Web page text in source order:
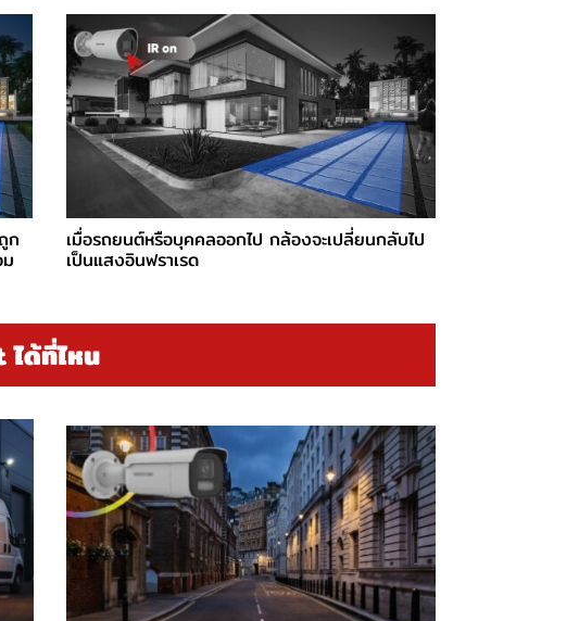
ก เมื่อรถยนต์หรือบุคคลออกไป กล้องจะเปลี่ยนกลับไป
เป็นแสงอินฟราเรด
ด้ที่ไหน